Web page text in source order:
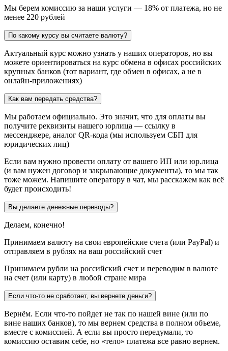
Мы берем комиссию за наши услуги — 18% от платежа, но не
менее 220 рублей
По какому курсу вы считаете валюту?
Актуальный курс можно узнать у наших операторов, но вы
можете ориентироваться на курс обмена в офисах российских
крупных банков (тот вариант, где обмен в офисах, а не в
онлайн-приложениях)
Как вам передать средства?
Мы работаем официально. Это значит, что для оплаты вы
получите реквизиты нашего юрлица — ссылку в
мессенджере, аналог QR-кода (мы используем СБП для
юридических лиц)
Если вам нужно провести оплату от вашего ИП или юр.лица
(и вам нужен договор и закрывающие документы), то мы так
тоже можем. Напишите оператору в чат, мы расскажем как всё
будет происходить!
Вы делаете денежные переводы?
Делаем, конечно!
Принимаем валюту на свои европейские счета (или PayPal) и
отправляем в рублях на ваш российский счет
Принимаем рубли на российский счет и переводим в валюте
на счет (или карту) в любой стране мира
Если что-то не сработает, вы вернете деньги?
Вернём. Если что-то пойдет не так по нашей вине (или по
вине наших банков), то мы вернем средства в полном объеме,
вместе с комиссией. А если вы просто передумали, то
комиссию оставим себе, но «тело» платежа все равно вернем.